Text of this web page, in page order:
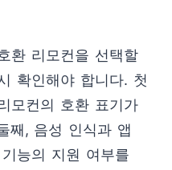
환 리모컨을 선택할
확인해야 합니다. 첫
모컨의 호환 표기가
째, 음성 인식과 앱
능의 지원 여부를